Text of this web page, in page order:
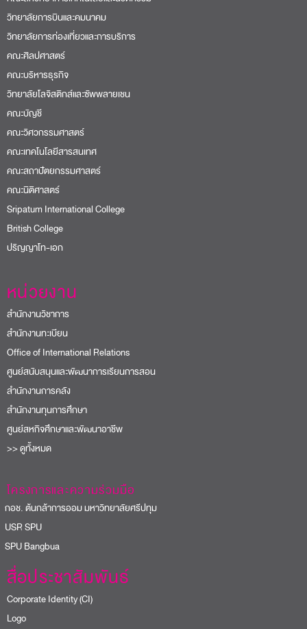
วิทยาลัยการบินและคมนาคม
วิทยาลัยการท่องเที่ยวและการบริการ
คณะศิลปศาสตร์
คณะบริหารธุรกิจ
วิทยาลัยโลจิสติกส์และซัพพลายเชน
คณะบัญชี
คณะวิศวกรรมศาสตร์
คณะเทคโนโลยีสารสนเทศ
คณะสถาปัตยกรรมศาสตร์
คณะนิติศาสตร์
Sripatum International College
British College
ปริญญาโท-เอก
หน่วยงาน
สำนักงานวิชาการ
สำนักงานทะเบียน
Office of International Relations
ศูนย์สนับสนุนและพัฒนาการเรียนการสอน
สำนักงานการคลัง
สำนักงานทุนการศึกษา
ศูนย์สหกิจศึกษาและพัฒนาอาชีพ
>> ดูทั้งหมด
โครงการและความร่วมมือ
ช. ต้นกล้าการออม มหาวิทยาลัยศรีปทุม
SPU
Bangbua
สื่อประชาสัมพันธ์
Corporate Identity (CI)
Logo